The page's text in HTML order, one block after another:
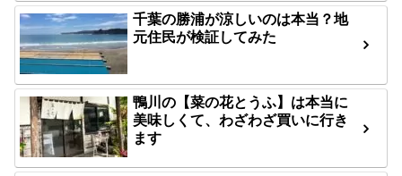
千葉の勝浦が涼しいのは本当？地
元住民が検証してみた
鴨川の【菜の花とうふ】は本当に
美味しくて、わざわざ買いに行き
ます